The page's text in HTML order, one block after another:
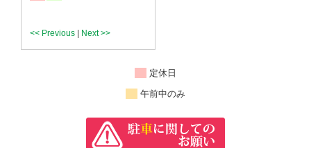
<< Previous Next >>
定休日
午前中のみ